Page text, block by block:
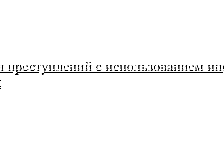
преступлений с использованием